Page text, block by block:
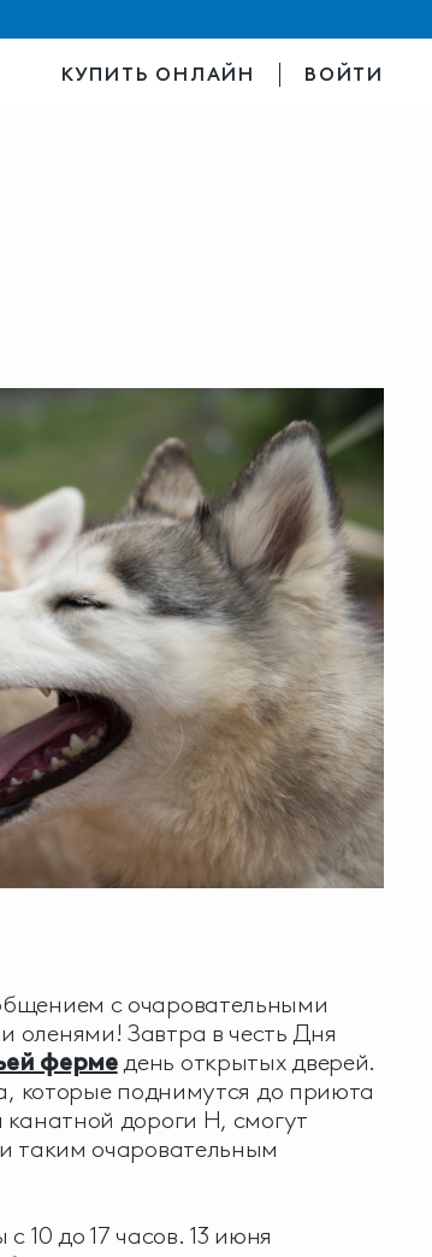
КУПИТЬ ОНЛАЙН ВОЙТИ
с очаровательными
оленями! Завтра в честь Дня
фермедень открытых дверей.
которые поднимутся до приюта
канатной дороги Н, смогут
таким очаровательным
10 до 17 часов. 13 июня